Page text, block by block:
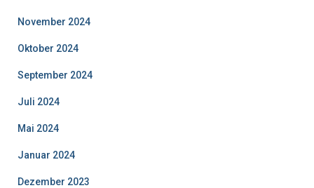
November 2024
Oktober 2024
September 2024
Juli 2024
Mai 2024
Januar 2024
Dezember 2023